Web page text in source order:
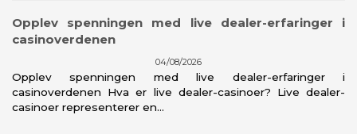
Opplev spenningen med live dealer-erfaringer i
casinoverdenen
04/08/2026
Opplev spenningen med live dealer-erfaringer i
casinoverdenen Hva er live dealer-casinoer? Live dealer-
casinoer representerer en...